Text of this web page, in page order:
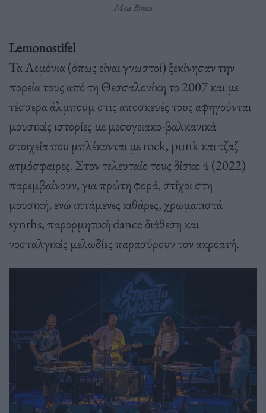
Moa Bones
Lemonostifel
Τα Λεμόνια (όπως είναι γνωστοί) ξεκίνησαν την
πορεία τους από τη Θεσσαλονίκη το 2007 και με
τέσσερα άλμπουμ στις αποσκευές τους αφηγούνται
μουσικές ιστορίες με μεσογειακο-βαλκανικά
στοιχεία που μπλέκονται με rock, punk και τζαζ
ατμόσφαιρες. Στον τελευταίο τους δίσκο 4 (2022)
παρεμβαίνουν, για πρώτη φορά, στίχοι στη
μουσική, ενώ ιπτάμενες κιθάρες, χρωματιστά
synths, παρορμητική dance διάθεση και
νοσταλγικές μελωδίες παρασύρουν τον ακροατή.